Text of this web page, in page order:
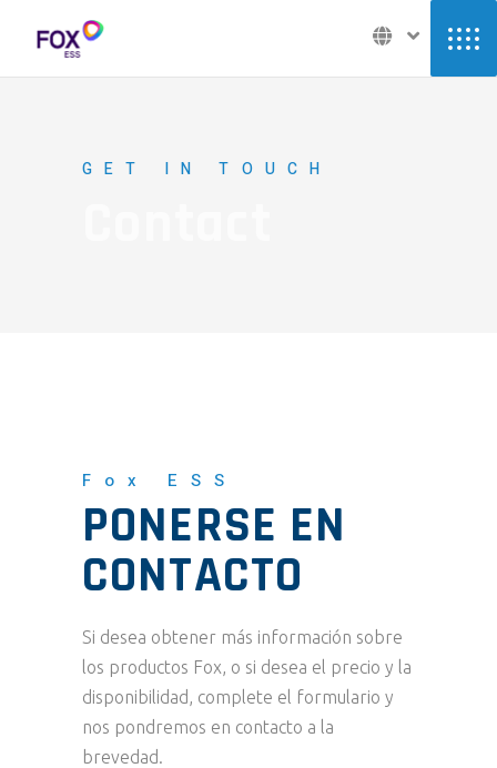
GET IN TOUCH
Fox ESS
PONERSE EN
CONTACTO
Si desea obtener más información sobre
los productos Fox, o si desea el precio y la
disponibilidad, complete el formulario y
nos pondremos en contacto a la
brevedad.